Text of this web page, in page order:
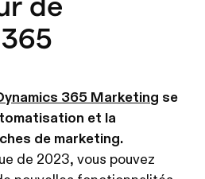
365 Marketing se
et la
de marketing.
de 2023, vous pouvez